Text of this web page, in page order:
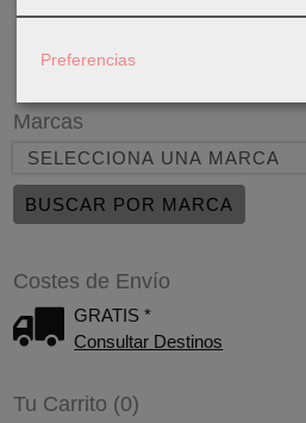
Marcas
Costes de Envío
GRATIS *
Consultar Destinos
Tu Carrito (0)
Preferencias